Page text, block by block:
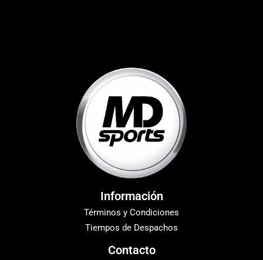
Información
Términos y Condiciones
Tiempos de Despachos
Contacto